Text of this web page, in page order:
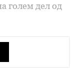
голем дел од